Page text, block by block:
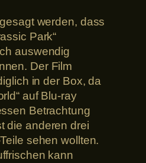
werden, dass
Park“
auswendig
Der Film
in der Box, da
auf Blu-ray
Betrachtung
die anderen drei
sehen wollten.
kann